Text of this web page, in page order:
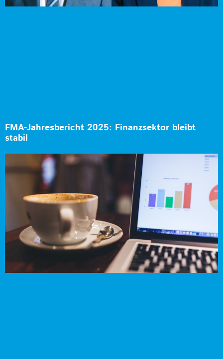
FMA-Jahresbericht 2025: Finanzsektor bleibt
stabil